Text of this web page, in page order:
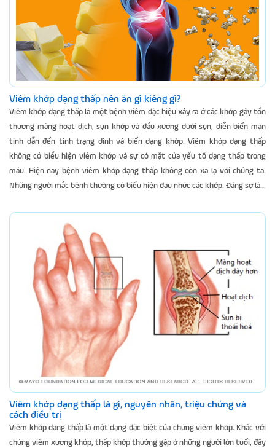
Viêm khớp dạng thấp nên ăn gì kiêng gì?
Viêm khớp dạng thấp là một bệnh viêm đặc hiệu xảy ra ở các khớp gây tổn
thương màng hoạt dịch, sụn khớp và đầu xương dưới sụn, diễn biến mạn
tính dẫn đến tình trạng dính và biến dạng khớp. Viêm khớp dạng thấp
không có biểu hiện viêm khớp và sự có mặt của yếu tố dạng thấp trong
máu. Hiện nay bệnh viêm khớp dạng thấp không còn xa lạ với chúng ta.
Những người mắc bệnh thường có biểu hiện đau nhức các khớp. Đáng sợ là...
Viêm khớp dạng thấp là gì, nguyên nhân, triệu chứng và
cách điều trị
Viêm khớp dạng thấp là một dạng đặc biệt của chứng viêm khớp. Khác với
chứng viêm xương khớp, thấp khớp thường gặp ở những người lớn tuổi, đây